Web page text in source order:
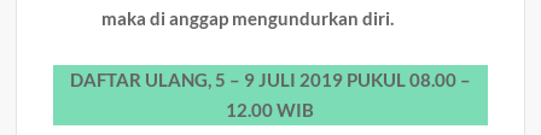
maka di anggap mengundurkan diri.
DAFTAR ULANG, 5 – 9 JULI 2019 PUKUL 08.00 –
12.00 WIB